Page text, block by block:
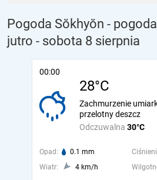
Pogoda Sŏkhyŏn -
jutro - sobota 8 sierpnia
00:00
28°C
Odczuwalna 30°C
Zachmurzenie
przelotny deszcz
Opad: 0.1 mm
Wiatr:
4 km/h